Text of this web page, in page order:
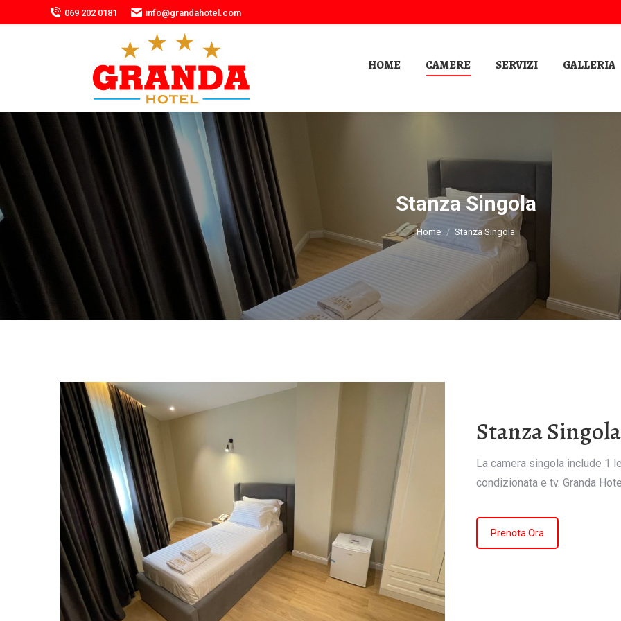
069 202 0181 info@grandahotel.com
HOME CAMERE SERVIZI GALLERIA
Stanza Singola
Tu sei qui:
Home Stanza Singola
Stanza Singola
La camera singola include 1
condizionata e tv. Granda
Prenota Ora